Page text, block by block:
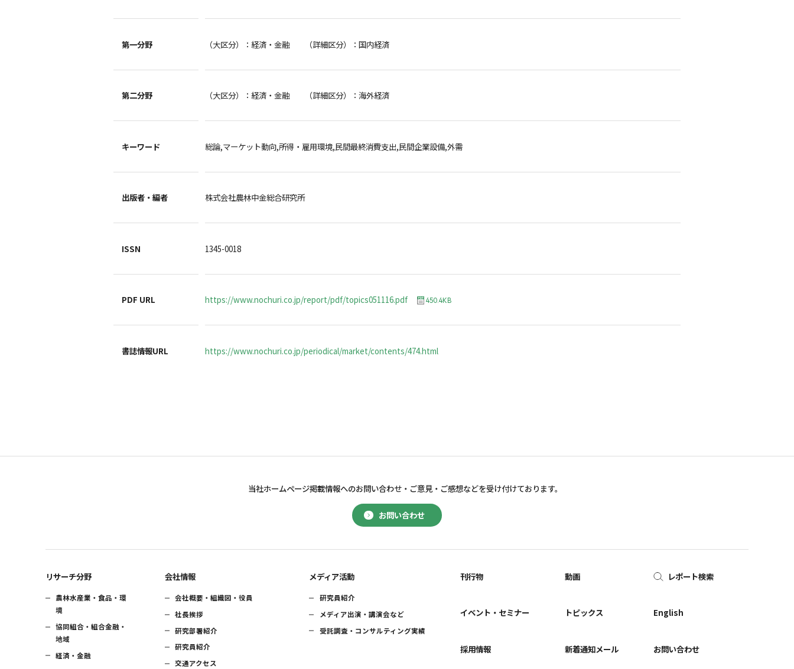
第一分野 （大区分）：経済・金融 （詳細区分）：国内経済
第二分野 （大区分）：経済・金融 （詳細区分）：海外経済
キーワード 総論,マーケット動向,所得・雇用環境,民間最終消費支出,民間企業設備,外需
出版者・編者 株式会社農林中金総合研究所
ISSN 1345-0018
PDF URL https://www.nochuri.co.jp/report/pdf/topics051116.pdf 450.4KB
書誌情報URL https://www.nochuri.co.jp/periodical/market/contents/474.html
お問い合わせ
当社ホームページ掲載情報へのお問い合わせ・ ご意見・ご感想などを受け付けております。
リサーチ分野
農林水産業・食品・環
境
協同組合・組合金融・
地域
経済・金融
会社情報
会社概要・組織図・役員
社長挨拶
研究部署紹介
研究員紹介
交通アクセス
メディア活動
研究員紹介
メディア出演・講演会など
受託調査・コンサルティング実績
刊行物
イベント・セミナー
採用情報
動画
トピックス
新着通知メール
レポート検索
English
お問い合わせ